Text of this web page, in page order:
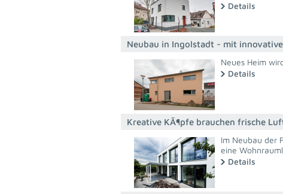
Details
Neubau in Ingolstadt - mit
Neues Heim
Details
Kreative KÃ¶pfe brauchen frische
Im Neubau der
eine
Details